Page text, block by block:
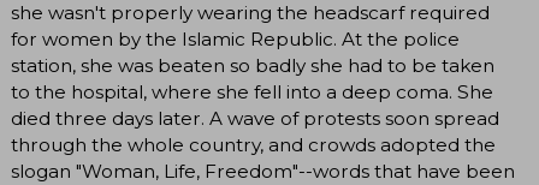
she wasn't properly wearing the headscarf required
for women by the Islamic Republic. At the police
station, she was beaten so badly she had to be taken
to the hospital, where she fell into a deep coma. She
died three days later. A wave of protests soon spread
through the whole country, and crowds adopted the
slogan "Woman, Life, Freedom"--words that have been